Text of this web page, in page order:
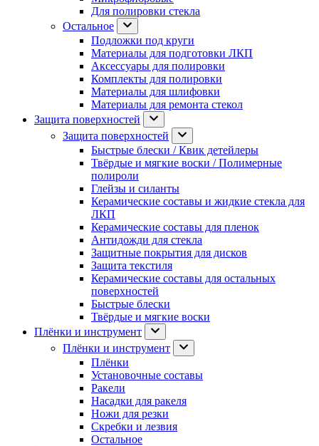
Для полировки стекла
Остальное
Подложки под круги
Материалы для подготовки ЛКП
Аксессуары для полировки
Комплекты для полировки
Материалы для шлифовки
Материалы для ремонта стекол
Защита поверхностей
Защита поверхностей
Быстрые блески / Квик детейлеры
Твёрдые и мягкие воски / Полимерные
полироли
Глейзы и силанты
Керамические составы и жидкие стекла для
ЛКП
Керамические составы для пленок
Антидожди для стекла
Защитные покрытия для дисков
Защита текстиля
Керамические составы для остальных
поверхностей
Быстрые блески
Твёрдые и мягкие воски
Плёнки и инструмент
Плёнки и инструмент
Плёнки
Установочные составы
Ракели
Насадки для ракеля
Ножи для резки
Скребки и лезвия
Остальное